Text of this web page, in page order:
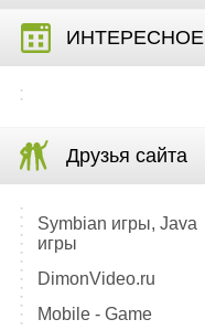
ИНТЕРЕСНОЕ
Друзья сайта
Symbian игры, Java
игры
DimonVideo.ru
Mobile - Game